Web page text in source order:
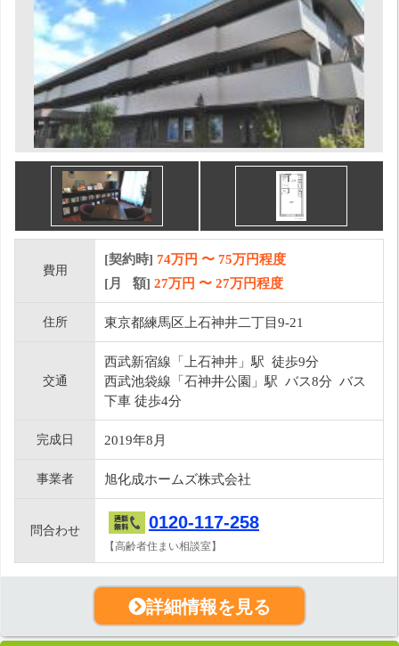
費用
[契約時] 74万円 〜 75万円程度
[月 額] 27万円 〜 27万円程度
住所 東京都練馬区上石神井二丁目9-21
交通
西武新宿線「上石神井」駅 徒歩9分
西武池袋線「石神井公園」駅 バス8分 バス
下車 徒歩4分
完成日 2019年8月
事業者 旭化成ホームズ株式会社
問合わせ 0120-117-258
【高齢者住まい相談室】
詳細情報を見る